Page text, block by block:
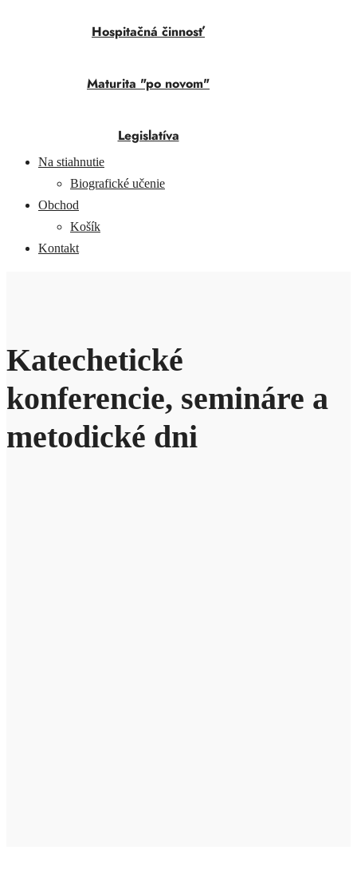
Hospitačná činnosť
Maturita "po novom"
Legislatíva
Na stiahnutie
Biografické učenie
Obchod
Košík
Kontakt
Katechetické
konferencie, semináre a
metodické dni